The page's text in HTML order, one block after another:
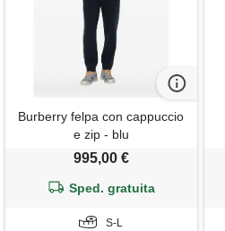
Burberry felpa con cappuccio
e zip - blu
995,00 €
Sped. gratuita
S-L